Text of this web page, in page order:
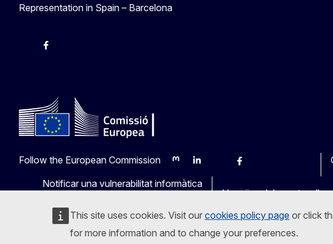
This site uses cookies. Visit our cookies policy page or click
for more information and to change your preferences.
Representation in Spain – Barcelona
InstagramFacebook
Follow the European Commission
MastodonLinkedInBlueskyFacebook
Notificar una vulnerabilitat informàtica
Llengües dels nostres